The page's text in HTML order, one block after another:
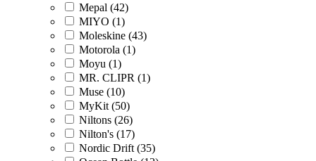
Mepal (42)
MIYO (1)
Moleskine (43)
Motorola (1)
Moyu (1)
MR. CLIPR (1)
Muse (10)
MyKit (50)
Niltons (26)
Nilton's (17)
Nordic Drift (35)